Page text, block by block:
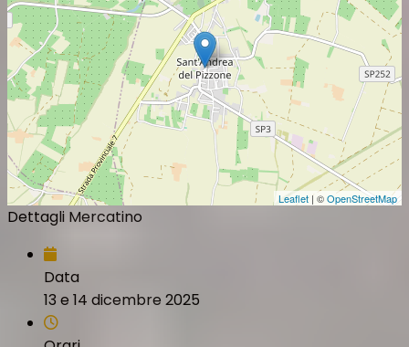
Leaflet | ©OpenStreetMap
Dettagli Mercatino
Data
13 e 14 dicembre 2025